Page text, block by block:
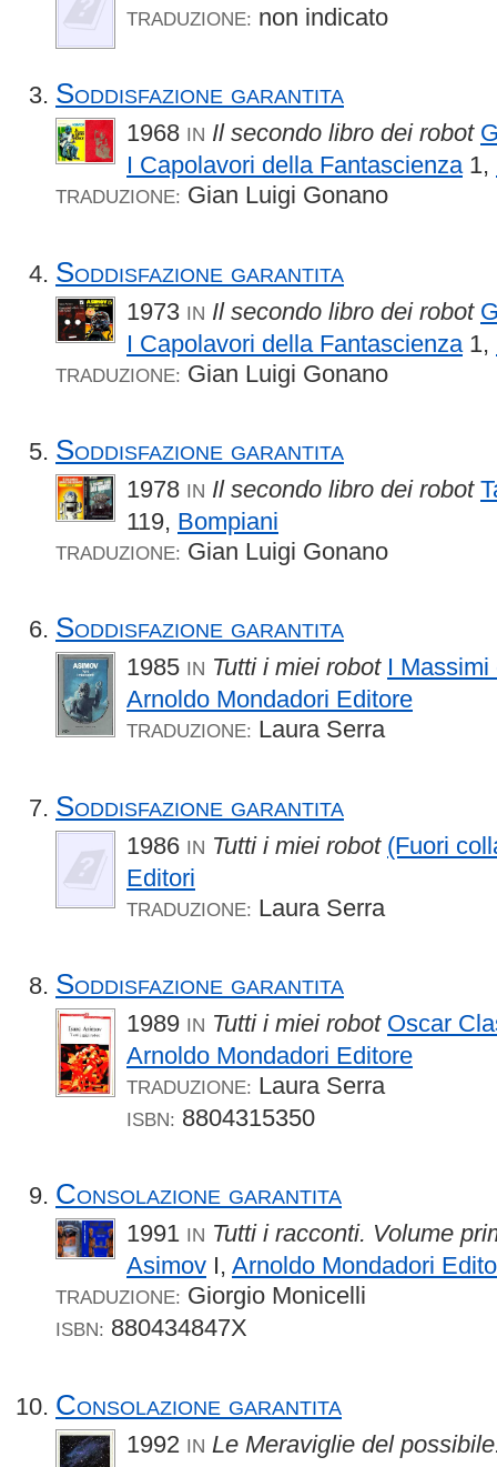
TRADUZIONE: non indicato
Soddisfazione garantita
1968 IN Il secondo libro dei robot
I Capolavori della Fantascienza1,
TRADUZIONE: Gian Luigi Gonano
Soddisfazione garantita
1973 IN Il secondo libro dei robot
I Capolavori della Fantascienza 1,
TRADUZIONE: Gian Luigi Gonano
Soddisfazione garantita
1978 IN Il secondo libro dei robot
119, Bompiani
TRADUZIONE: Gian Luigi Gonano
Soddisfazione garantita
1985 IN Tutti i miei robot I
Arnoldo Mondadori Editore
TRADUZIONE: Laura Serra
Soddisfazione garantita
1986 IN Tutti i miei robot (Fuori
Editori
TRADUZIONE: Laura Serra
Soddisfazione garantita
1989 IN Tutti i miei robot Oscar
Arnoldo Mondadori Editore
TRADUZIONE: Laura Serra
ISBN: 8804315350
Consolazione garantita
1991 IN Tutti i racconti. Volume
Asimov I, Arnoldo Mondadori
TRADUZIONE: Giorgio Monicelli
ISBN: 880434847X
Consolazione garantita
1992 IN Le Meraviglie del